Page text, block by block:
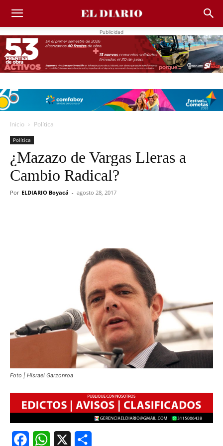
Publicidad
Inicio Política
Política
¿Mazazo de Vargas Lleras a
Cambio Radical?
Por ELDIARIO Boyacá - agosto 28, 2017
Foto | Hisrael Garzonroa
FacebookWhatsApp